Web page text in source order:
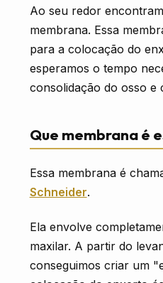
Ao seu redor
membrana. Essa
para a colocação do
esperamos o tempo
consolidação do osso e
Que membrana é
Essa membrana é
Schneider.
Ela envolve
maxilar. A partir do
conseguimos criar um